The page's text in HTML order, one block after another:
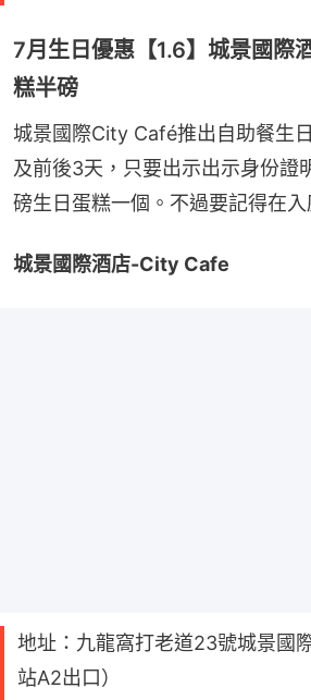
7月生日優惠【1.6】城景國
糕半磅
城景國際City Café推出自助餐生
及前後3天，只要出示出示身份證
磅生日蛋糕一個。不過要記得在入
城景國際酒店-City Cafe
地址：九龍窩打老道23號城景國
站A2出口）